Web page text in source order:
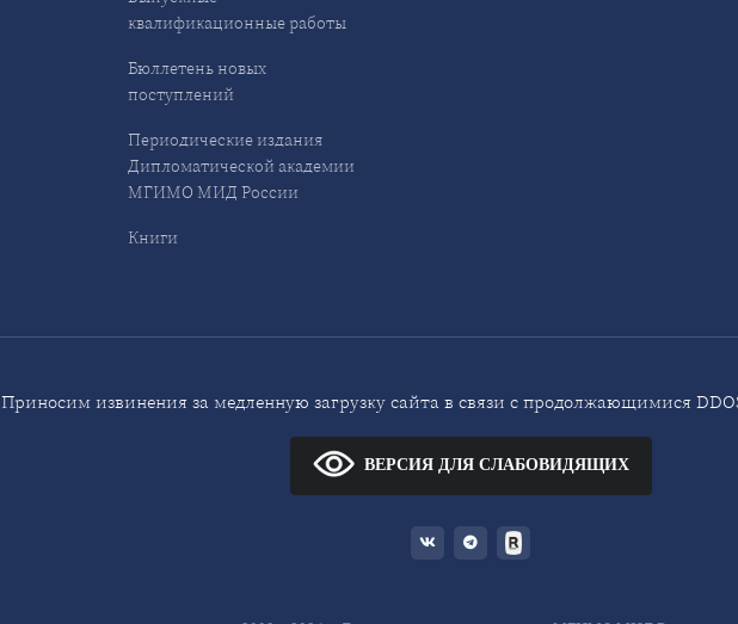
квалификационные работы
Бюллетень новых
поступлений
Периодические издания
Дипломатической академии
МГИМО МИД России
Книги
Приносим извинения за медленную загрузку сайта в связи с продолжающимися
ВЕРСИЯ ДЛЯ СЛАБОВИДЯЩИХ